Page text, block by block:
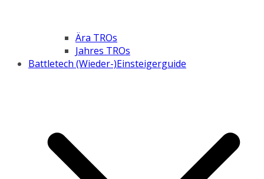
Ära TROs
Jahres TROs
Battletech (Wieder-)Einsteigerguide